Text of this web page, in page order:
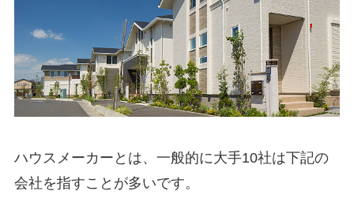
ハウスメーカーとは、一般的に大手10社は下記の
会社を指すことが多いです。